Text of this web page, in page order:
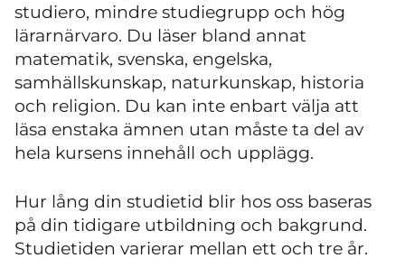
studiero, mindre studiegrupp och hög
lärarnärvaro. Du läser bland annat
matematik, svenska, engelska,
samhällskunskap, naturkunskap, historia
och religion. Du kan inte enbart välja att
läsa enstaka ämnen utan måste ta del av
hela kursens innehåll och upplägg.
Hur lång din studietid blir hos oss baseras
på din tidigare utbildning och bakgrund.
Studietiden varierar mellan ett och tre år.